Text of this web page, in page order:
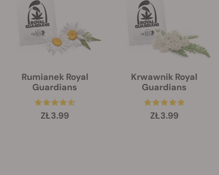
Rumianek Royal
Guardians
ZŁ3.99
Krwawnik Royal
Guardians
ZŁ3.99